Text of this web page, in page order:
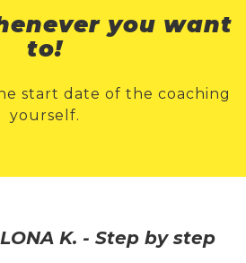
you want
to!
start date of the coaching
yourself.
K. - Step by step